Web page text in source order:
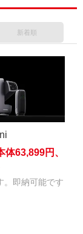
新着順
体63,899円、
。即納可能です